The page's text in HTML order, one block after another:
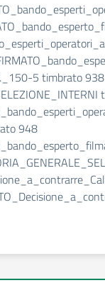
5 timbrato 938
948